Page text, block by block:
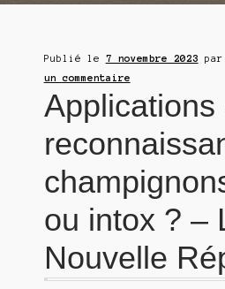
Publié le 7 novembre 2023
un commentaire
Applications
ou intox ? –
Nouvelle